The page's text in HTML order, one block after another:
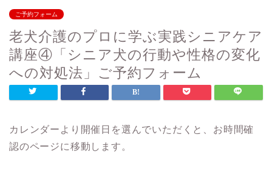
ご予約フォーム
老犬介護のプロに学ぶ実践シニアケア
講座④「シニア犬の行動や性格の変化
への対処法」ご予約フォーム
カレンダーより開催日を選んでいただくと、お時間確
認のページに移動します。